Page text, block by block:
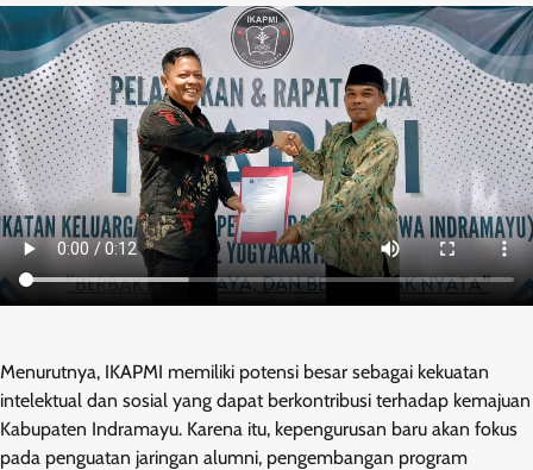
Menurutnya, IKAPMI memiliki potensi besar sebagai kekuatan
intelektual dan sosial yang dapat berkontribusi terhadap kemajuan
Kabupaten Indramayu. Karena itu, kepengurusan baru akan fokus
pada penguatan jaringan alumni, pengembangan program